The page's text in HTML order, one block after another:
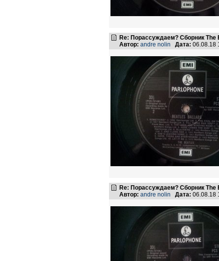
Re: Порассуждаем? Сборник The
Автор: andre nolin Дата:
Re: Порассуждаем? Сборник The
Автор: andre nolin Дата: